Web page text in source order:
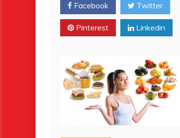
Facebook Twitter
Pinterest Linkedin